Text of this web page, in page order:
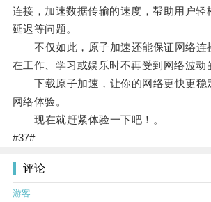
连接，加速数据传输的速度，帮助用户轻
延迟等问题。
不仅如此，原子加速还能保证网络连
在工作、学习或娱乐时不再受到网络波动
下载原子加速，让你的网络更快更稳
网络体验。
现在就赶紧体验一下吧！。
#37#
评论
游客